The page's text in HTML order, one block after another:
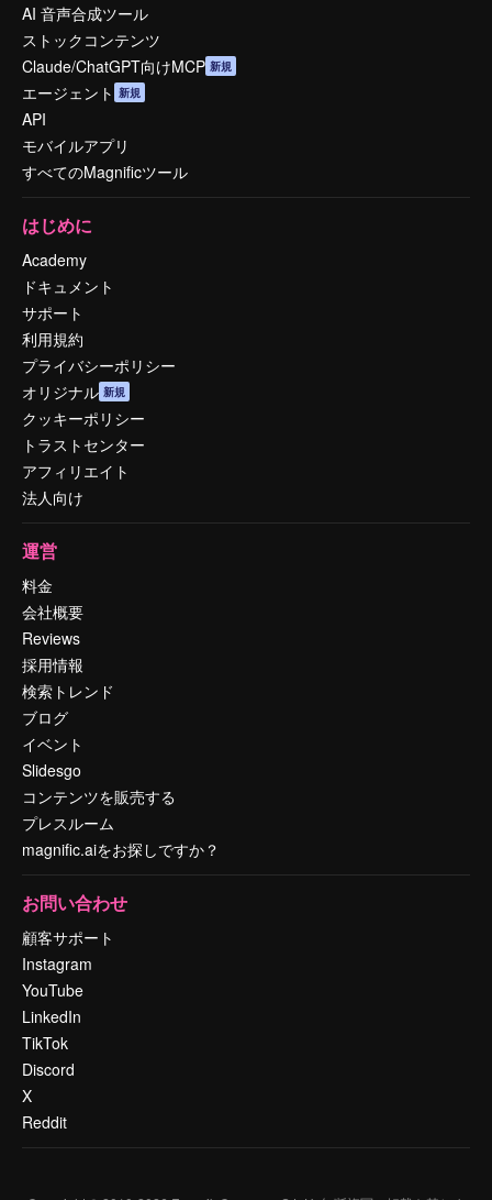
AI 音声合成ツール
ストックコンテンツ
Claude/ChatGPT向けMCP 新規
エージェント 新規
API
モバイルアプリ
すべてのMagnificツール
はじめに
Academy
ドキュメント
サポート
利用規約
プライバシーポリシー
オリジナル 新規
クッキーポリシー
トラストセンター
アフィリエイト
法人向け
運営
料金
会社概要
Reviews
採用情報
検索トレンド
ブログ
イベント
Slidesgo
コンテンツを販売する
プレスルーム
magnific.aiをお探しですか？
お問い合わせ
顧客サポート
Instagram
YouTube
LinkedIn
TikTok
Discord
X
Reddit